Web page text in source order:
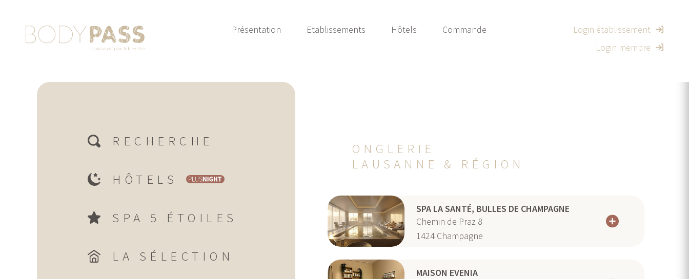
Présentation Etablissements Hôtels Commande
Login établissement
Login membre
RECHERCHE
HÔTELS
SPA 5 ÉTOILES
LA SÉLECTION
ONGLERIE
LAUSANNE & RÉGION
SPA LA SANTÉ, BULLES DE CHAMPAGNE
Chemin de Praz 8
1424 Champagne
MAISON EVENIA